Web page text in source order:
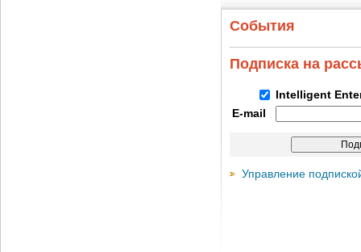
События
Подписка на
Intelligent
E-mail
Управление